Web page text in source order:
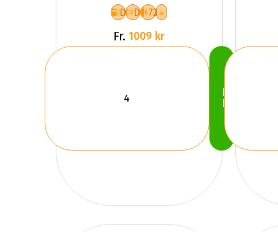
D D 72
Fr. 1009 kr
Köp
Nu